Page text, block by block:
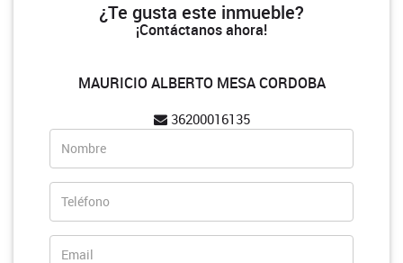
¿Te gusta este inmueble?
¡Contáctanos ahora!
MAURICIO ALBERTO MESA CORDOBA
36200016135